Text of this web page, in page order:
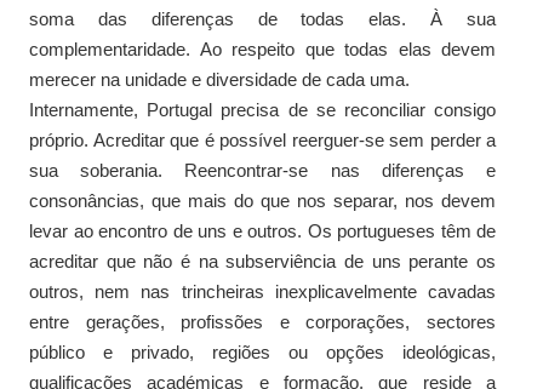
soma das diferenças de todas elas. À sua
complementaridade. Ao respeito que todas elas devem
merecer na unidade e diversidade de cada uma.
Internamente, Portugal precisa de se reconciliar consigo
próprio. Acreditar que é possível reerguer-se sem perder a
sua soberania. Reencontrar-se nas diferenças e
consonâncias, que mais do que nos separar, nos devem
levar ao encontro de uns e outros. Os portugueses têm de
acreditar que não é na subserviência de uns perante os
outros, nem nas trincheiras inexplicavelmente cavadas
entre gerações, profissões e corporações, sectores
público e privado, regiões ou opções ideológicas,
qualificações académicas e formação, que reside a